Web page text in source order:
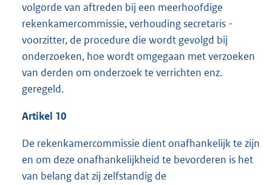
volgorde van aftreden bij een meerhoofdige
rekenkamercommissie, verhouding secretaris -
voorzitter, de procedure die wordt gevolgd bij
onderzoeken, hoe wordt omgegaan met verzoeken
van derden om onderzoek te verrichten enz.
geregeld.
Artikel 10
De rekenkamercommissie dient onafhankelijk te zijn
en om deze onafhankelijkheid te bevorderen is het
van belang dat zij zelfstandig de